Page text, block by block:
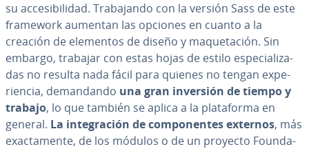
su ac­ce­si­bi­li­dad. Tra­ba­ja­n­do con la versión Sass de este
framework aumentan las opciones en cuanto a la
creación de elementos de diseño y ma­que­ta­ción. Sin
embargo, trabajar con estas hojas de estilo es­pe­cia­li­za­
das no resulta nada fácil para quienes no tengan ex­pe­
rie­n­cia, de­ma­n­da­n­do una gran inversión de tiempo y
trabajo, lo que también se aplica a la pla­ta­fo­r­ma en
general. La in­te­gra­ción de co­m­po­ne­n­tes externos, más
exac­ta­me­n­te, de los módulos o de un proyecto Fou­n­da­